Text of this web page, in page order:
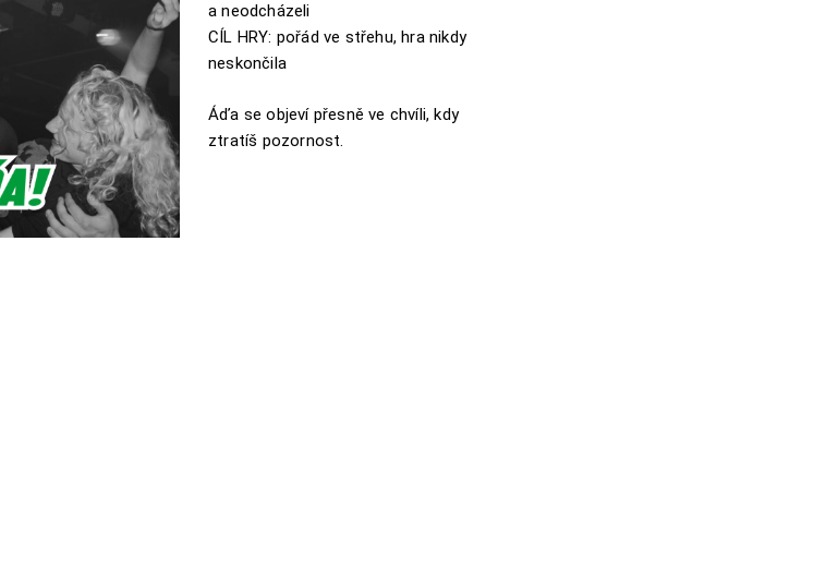
a neodcházeli
CÍL HRY: pořád ve střehu, hra nikdy
neskončila
Áďa se objeví přesně ve chvíli, kdy
ztratíš pozornost.